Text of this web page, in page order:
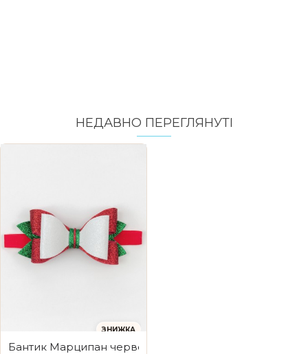
НЕДАВНО ПЕРЕГЛЯНУТI
ЗНИЖКА
Бантик Марципан червоний